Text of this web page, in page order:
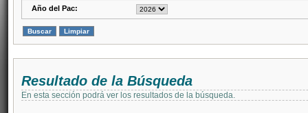
Año del Pac:
Resultado de la Búsqueda
En esta sección podrá ver los resultados de la búsqueda.